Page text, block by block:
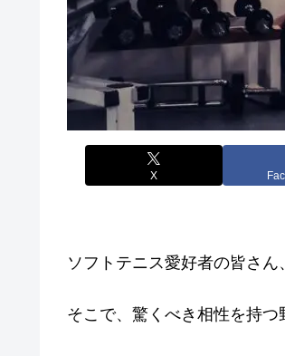
X
ソフトテニス愛好者の皆さん
そこで、驚くべき相性を持つ